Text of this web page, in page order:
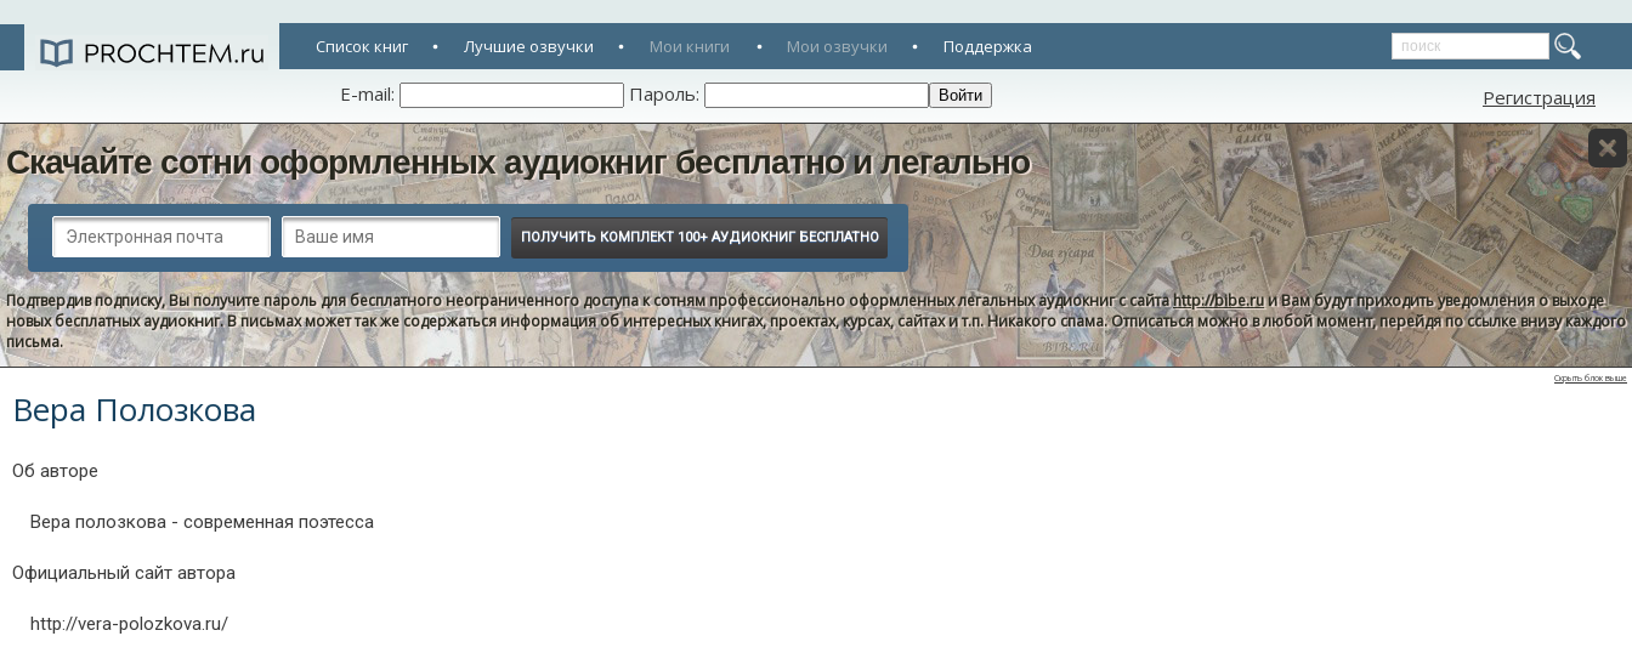
Список книг Лучшие озвучки Мои книги Мои озвучки Поддержка
E-mail: Пароль: Регистрация
Скачайте сотни оформленных аудиокниг бесплатно и легально
Подтвердив подписку, Вы получите пароль для бесплатного неограниченного доступа к сотням профессионально оформленных легальных аудиокниг с сайтаhttp://bibe.ruи Вам будут приходить уведомления о выходе
новых бесплатных аудиокниг. В письмах может так же содержаться информация об интересных книгах, проектах, курсах, сайтах и т.п. Никакого спама. Отписаться можно в любой момент, перейдя по ссылке внизу каждого
письма.
Скрыть блок выше
Вера Полозкова
Об авторе
Вера полозкова - современная поэтесса
Официальный сайт автора
http://vera-polozkova.ru/